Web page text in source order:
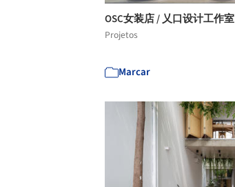
OSC女装店 / 乂口设计工作室
Projetos
Marcar